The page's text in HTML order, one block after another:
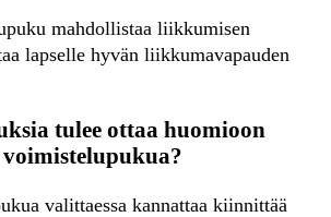
mahdollistaa liikkumisen
lapselle hyvän liikkumavapauden
tulee ottaa huomioon
voimistelupukua?
valittaessa kannattaa kiinnittää